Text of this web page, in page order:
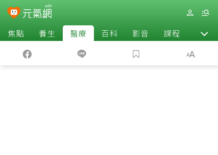
焦點 養生 醫療 百科 影音 課程 退休